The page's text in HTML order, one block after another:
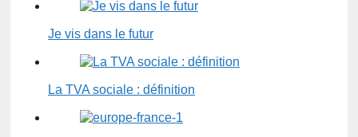
Je vis dans le futur
La TVA sociale : définition